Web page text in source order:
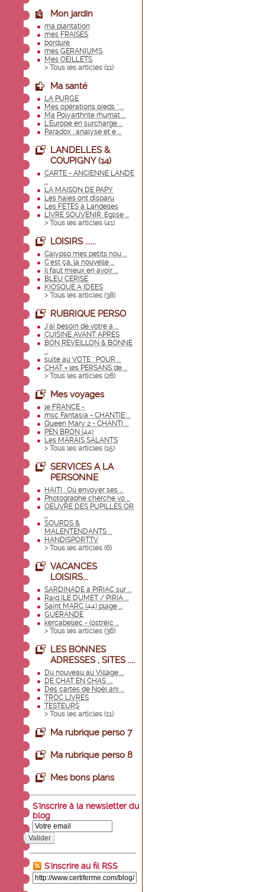
Mon jardin
ma plantation
mes FRAISES
bordure
mes GERANIUMS
Mes OEILLETS
> Tous les articles (11)
Ma santé
LA PURGE
Mes opérations pieds " ...
Ma Polyarthrite rhumat ...
L'Europe en surcharge ...
Paradox : analyse et e ...
LANDELLES &
COUPIGNY (14)
CARTE - ANCIENNE LANDE
...
LA MAISON DE PAPY
Les haies ont disparu
Les FETES à Landelles
LIVRE SOUVENIR 'Eglise ...
> Tous les articles (41)
LOISIRS ......
Calypso mes petits nou ...
C'est ça, la nouvelle ...
Il faut mieux en avoir ...
BLEU CERISE
KIOSQUE A IDEES
> Tous les articles (38)
RUBRIQUE PERSO
J'ai besoin de votre a ...
CUISINE AVANT APRES
BON REVEILLON & BONNE
...
suite au VOTE " POUR ...
CHAT = les PERSANS de ...
> Tous les articles (26)
Mes voyages
le FRANCE -
msc Fantasia - CHANTIE ...
Queen Mary 2 - CHANTI ...
PEN BRON (44)
Les MARAIS SALANTS
> Tous les articles (15)
SERVICES A LA
PERSONNE
HAITI : Où envoyer ses ...
Photographe cherche vo ...
OEUVRE DES PUPILLES OR
...
SOURDS &
MALENTENDANTS ...
HANDISPORT.TV
> Tous les articles (6)
VACANCES
LOISIRS...
SARDINADE à PIRIAC sur ...
Raid ILE DUMET / PIRIA ...
Saint MARC (44) plage ...
GUERANDE
kercabellec - (ostréic ...
> Tous les articles (36)
LES BONNES
ADRESSES , SITES ....
Du nouveau au Village ...
DE CHAT EN CHAS ....
Des cartes de Noël ani ...
TROC LIVRES
TESTEURS
> Tous les articles (11)
Ma rubrique perso 7
Ma rubrique perso 8
Mes bons plans
S'inscrire à la newsletter du
blog
Valider
S'inscrire au fil RSS